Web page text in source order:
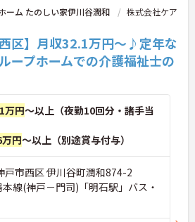
ーム たのしい家伊川谷潤和
株式会社ケア
西区】月収32.1万円～♪定年な
プホームでの介護福祉士の
万円～以上（夜勤10回分・諸手当
円～以上（別途賞与付与）
戸市西区 伊川谷町潤和874-2
本線(神戸－門司)「明石駅」バス・